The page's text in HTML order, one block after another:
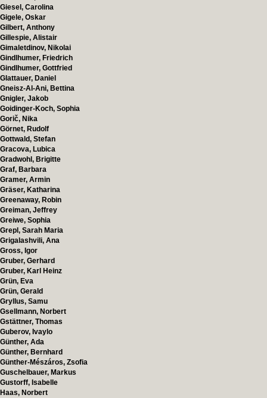
Giesel, Carolina
Gigele, Oskar
Gilbert, Anthony
Gillespie, Alistair
Gimaletdinov, Nikolai
Gindlhumer, Friedrich
Gindlhumer, Gottfried
Glattauer, Daniel
Gneisz-Al-Ani, Bettina
Gnigler, Jakob
Goidinger-Koch, Sophia
Gorič, Nika
Görnet, Rudolf
Gottwald, Stefan
Gracova, Lubica
Gradwohl, Brigitte
Graf, Barbara
Gramer, Armin
Gräser, Katharina
Greenaway, Robin
Greiman, Jeffrey
Greiwe, Sophia
Grepl, Sarah Maria
Grigalashvili, Ana
Gross, Igor
Gruber, Gerhard
Gruber, Karl Heinz
Grün, Eva
Grün, Gerald
Gryllus, Samu
Gsellmann, Norbert
Gstättner, Thomas
Guberov, Ivaylo
Günther, Ada
Günther, Bernhard
Günther-Mészáros, Zsofia
Guschelbauer, Markus
Gustorff, Isabelle
Haas, Norbert